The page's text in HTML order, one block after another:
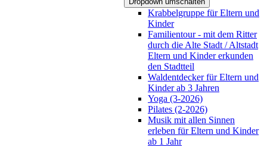
Krabbelgruppe für Eltern und
Kinder
Familientour - mit dem Ritter
durch die Alte Stadt / Altstadt
Eltern und Kinder erkunden
den Stadtteil
Waldentdecker für Eltern und
Kinder ab 3 Jahren
Yoga (3-2026)
Pilates (2-2026)
Musik mit allen Sinnen
erleben für Eltern und Kinder
ab 1 Jahr